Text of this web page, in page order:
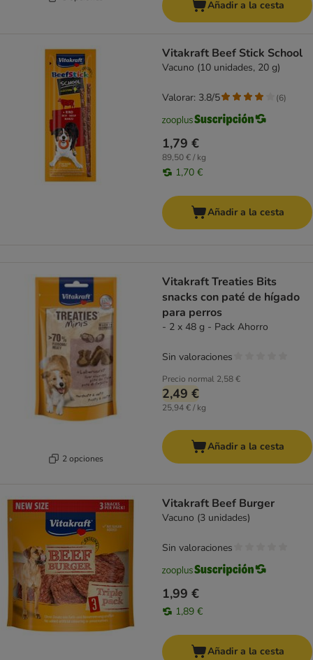
Añadir a la cesta
Vitakraft Beef Stick School
Vacuno (10 unidades, 20 g)
1,79 €
89,50 € / kg
1,70 €
Valorar: 3.8/5 (6)
Añadir a la cesta
2 opciones
Vitakraft Treaties Bits
snacks con paté de hígado
para perros
- 2 x 48 g - Pack Ahorro
Precio normal 2,58 €
2,49 €
25,94 € / kg
Sin valoraciones
Añadir a la cesta
Vitakraft Beef Burger
Vacuno (3 unidades)
1,99 €
1,89 €
Sin valoraciones
Añadir a la cesta